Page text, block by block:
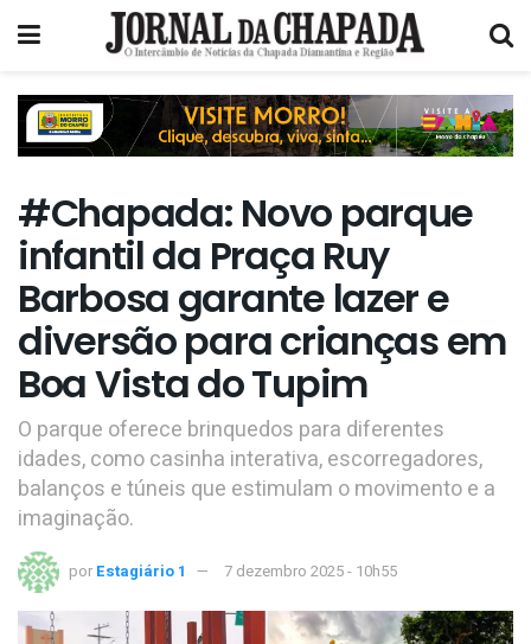
#Chapada: Novo parque
infantil da Praça Ruy
Barbosa garante lazer e
diversão para crianças em
Boa Vista do Tupim
O parque oferece brinquedos para diferentes
idades, como casinha interativa, escorregadores,
balanços e túneis que estimulam o movimento e a
imaginação.
por Estagiário 1 7 dezembro 2025 - 10h55